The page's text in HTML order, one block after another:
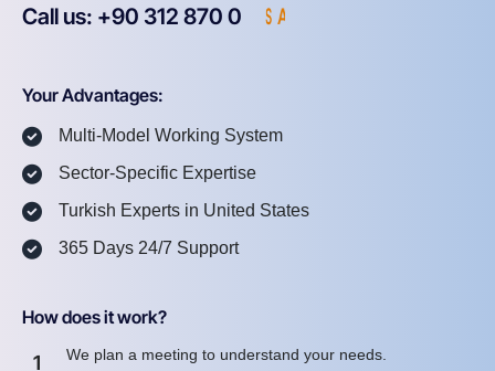
Call us: +90 312 870 0 S A
Your Advantages:
Multi-Model Working System
Sector-Specific Expertise
Turkish Experts in United States
365 Days 24/7 Support
How does it work?
1 We plan a meeting to understand your needs.